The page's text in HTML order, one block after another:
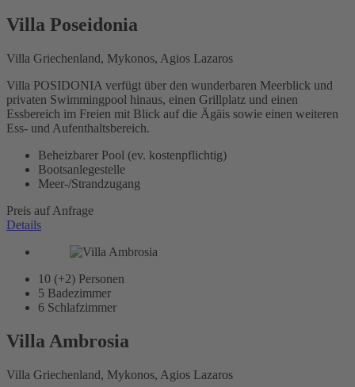
Villa Poseidonia
Villa Griechenland, Mykonos, Agios Lazaros
Villa POSIDONIA verfügt über den wunderbaren Meerblick und
privaten Swimmingpool hinaus, einen Grillplatz und einen
Essbereich im Freien mit Blick auf die Ägäis sowie einen weiteren
Ess- und Aufenthaltsbereich.
Beheizbarer Pool (ev. kostenpflichtig)
Bootsanlegestelle
Meer-/Strandzugang
Preis auf Anfrage
Details
10 (+2) Personen
5 Badezimmer
6 Schlafzimmer
Villa Ambrosia
Villa Griechenland, Mykonos, Agios Lazaros